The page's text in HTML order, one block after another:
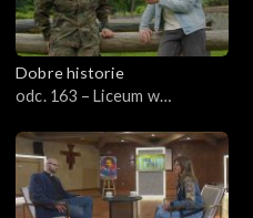
Dobre historie
odc. 163 – Liceum w
charakterów